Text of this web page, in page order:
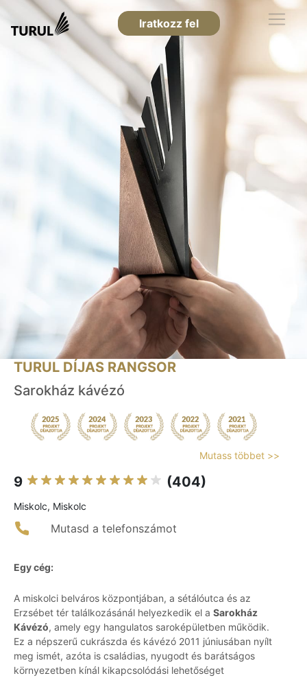
Iratkozz fel
TURUL DÍJAS RANGSOR
Sarokház kávézó
Mutass többet >>
9 (404)
Miskolc, Miskolc
Mutasd a telefonszámot
Egy cég:
A miskolci belváros központjában, a sétálóutca és az
Erzsébet tér találkozásánál helyezkedik el a Sarokház
Kávézó, amely egy hangulatos saroképületben működik.
Ez a népszerű cukrászda és kávézó 2011 júniusában nyílt
meg ismét, azóta is családias, nyugodt és barátságos
környezetben kínál kikapcsolódási lehetőséget